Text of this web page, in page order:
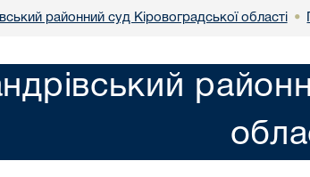
районний суд Кіровоградської області •